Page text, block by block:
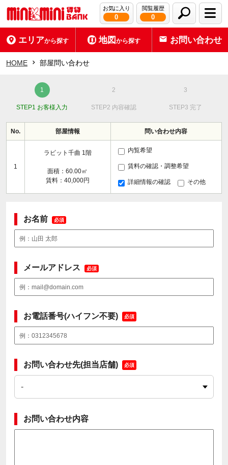
お気に入り
0
閲覧履歴
0
エリアから探す 地図から探す お問い合わせ
HOME 部屋問い合わせ
STEP1 お客様入力 STEP2 内容確認 STEP3 完了
No. 部屋情報 問い合わせ内容
1
ラビット千曲 1階
面積：60.00㎡
賃料：40,000円
内覧希望
賃料の確認・調整希望
詳細情報の確認 その他
お名前 必須
メールアドレス 必須
お電話番号(ハイフン不要) 必須
お問い合わせ先(担当店舗) 必須
お問い合わせ内容